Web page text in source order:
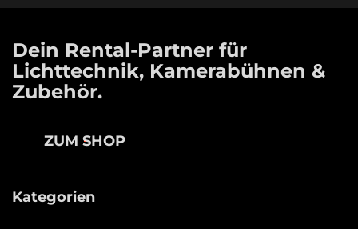
Dein Rental-Partner für
Lichttechnik, Kamerabühnen &
Zubehör.
ZUM SHOP
Kategorien